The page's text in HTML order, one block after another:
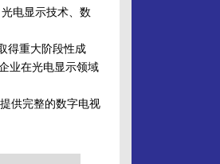
电显示技术、数
得重大阶段性成
业在光电显示领域
供完整的数字电视